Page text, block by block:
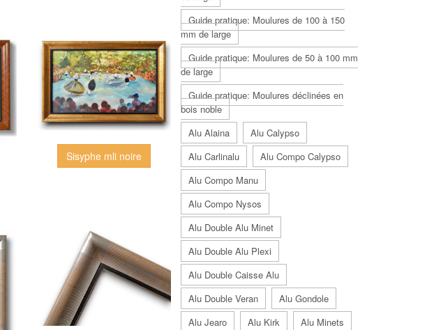
Sisyphe mli noire
Guide pratique: Moulures de 100 à 150
mm de large
Guide pratique: Moulures de 50 à 100 mm
de large
Guide pratique: Moulures déclinées en
bois noble
Alu Alaina
Alu Calypso
Alu Carlinalu
Alu Compo Calypso
Alu Compo Manu
Alu Compo Nysos
Alu Double Alu Minet
Alu Double Alu Plexi
Alu Double Caisse Alu
Alu Double Veran
Alu Gondole
Alu Jearo
Alu Kirk
Alu Minets